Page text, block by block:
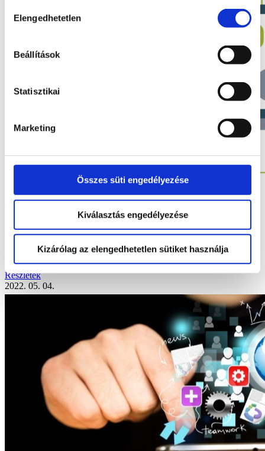
kiválasztása
Elengedhetetlen
Beállítások
Statisztikai
Marketing
Összes süti engedélyezése
Kiválasztás engedélyezése
Kizárólag az elengedhetetlen sütiket használja
Miért hasznos egy vállalatirányítási rendszer 2022-ben?
Az ERP-k, azaz az integrált vállalatirányitási rendszerek évtizedek
óta a vállalati kultúra részei, ám egy modern megoldás értékét épp az
mutatja meg, hogy folyamatosan változik, fejlődik, így minden
felmerülő igényre biztosít megnyugtató megoldást.
Részletek
2022. 05. 04.